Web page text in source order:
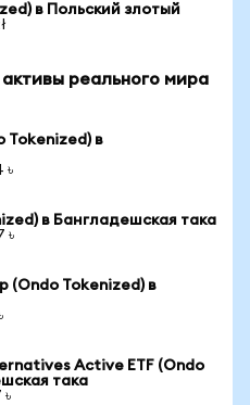
в Польский злотый
реального мира
Tokenized) в
৳
в Бангладешская така
৳
(Ondo Tokenized) в
Active ETF (Ondo
така
৳